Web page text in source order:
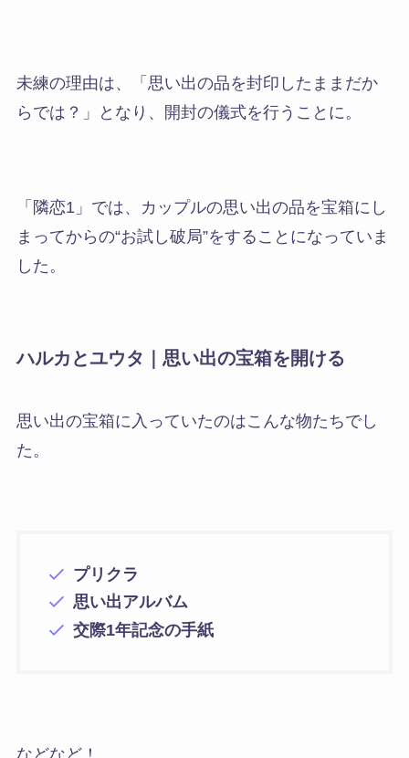
未練の理由は、「思い出の品を封印したままだか
らでは？」となり、開封の儀式を行うことに。
「隣恋1」では、カップルの思い出の品を宝箱にし
まってからの“お試し破局”をすることになっていま
した。
ハルカとユウタ｜思い出の宝箱を開ける
思い出の宝箱に入っていたのはこんな物たちでし
た。
プリクラ
思い出アルバム
交際1年記念の手紙
などなど！